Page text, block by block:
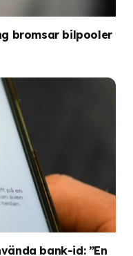
bromsar bilpooler
bank-id: ”En